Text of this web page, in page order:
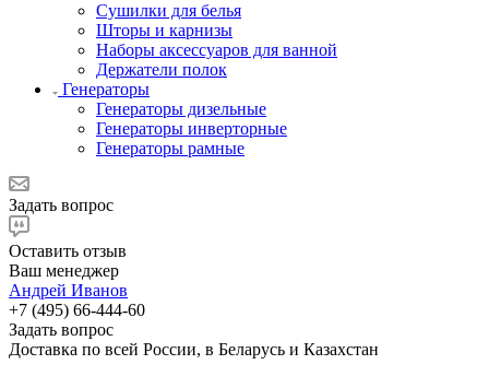
Сушилки для белья
Шторы и карнизы
Наборы аксессуаров для ванной
Держатели полок
Генераторы
Генераторы дизельные
Генераторы инверторные
Генераторы рамные
Задать вопрос
Оставить отзыв
Ваш менеджер
Андрей Иванов
+7 (495) 66-444-60
Задать вопрос
Доставка по всей России, в Беларусь и Казахстан